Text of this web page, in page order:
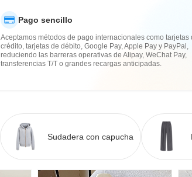
Pago sencillo
Aceptamos métodos de pago internacionales como tarjetas
crédito, tarjetas de débito, Google Pay, Apple Pay y PayPal,
reduciendo las barreras operativas de Alipay, WeChat Pay,
transferencias T/T o grandes recargas anticipadas.
Sudadera con capucha